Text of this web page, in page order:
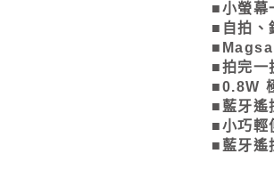
■小螢幕
■自拍、
■拍完一
■0.8W
■藍牙遙
■小巧輕
■藍牙遙